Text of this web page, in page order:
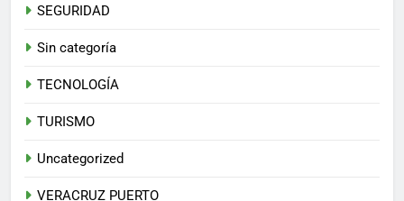
SEGURIDAD
Sin categoría
TECNOLOGÍA
TURISMO
Uncategorized
VERACRUZ PUERTO